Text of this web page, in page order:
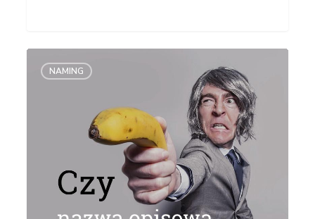
Czy nazwa
sprzedaje
dobrze?
NAMING